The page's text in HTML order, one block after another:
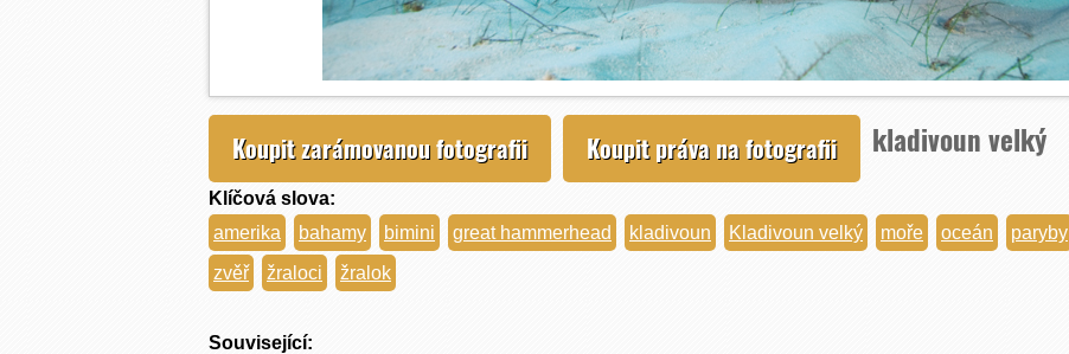
Koupit zarámovanou fotografii Koupit práva na fotografii kladivoun velký
Klíčová slova:
amerika
bahamy bimini great hammerhead kladivoun Kladivoun velký moře oceán paryby
zvěř
žraloci žralok
Související: